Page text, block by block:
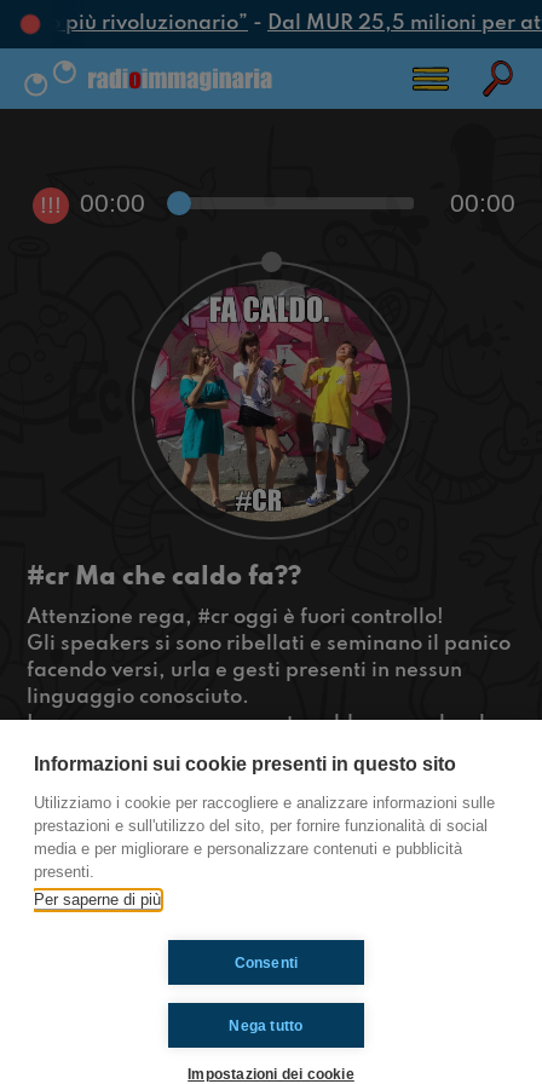
più rivoluzionario”- Dal MUR 25,5 milioni per
!!! 00:00 00:00
#cr Ma che caldo fa??
Attenzione rega, #cr oggi è fuori controllo!
Gli speakers si sono ribellati e seminano il panico
facendo versi, urla e gesti presenti in nessun
linguaggio conosciuto.
La causa pare essere questo caldo anomalo, che
tempo-ignoranza.
Ma non temete, abbiamo chiamato i rinforzi!
#OkkinSu www.radioimmaginaria.it
Cremona
Ti è piaciuto? Condividilo!
Informazioni sui cookie presenti in questo sito
Utilizziamo i cookie per raccogliere e analizzare informazioni sulle
prestazioni e sull'utilizzo del sito, per fornire funzionalità di social
media e per migliorare e personalizzare contenuti e pubblicità
presenti.
Per saperne di più
Nega tutto
Consenti
Impostazioni dei cookie